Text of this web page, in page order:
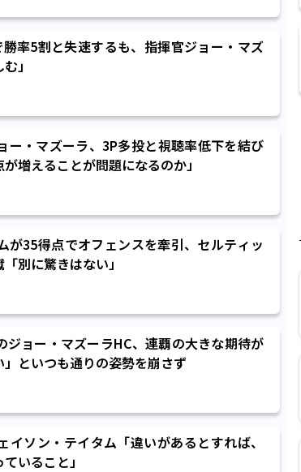
率5割と失速するも、指揮官ジョー・マズ
」
ー・マズーラ、3P多投と視聴率低下を結び
増えることが問題になるのか」
が35得点でオフェンスを牽引、セルティッ
別に驚きはない」
ジョー・マズーラHC、連覇の大きな期待が
といつも通りの姿勢を崩さず
イソン・テイタム「違いがあるとすれば、
いること」